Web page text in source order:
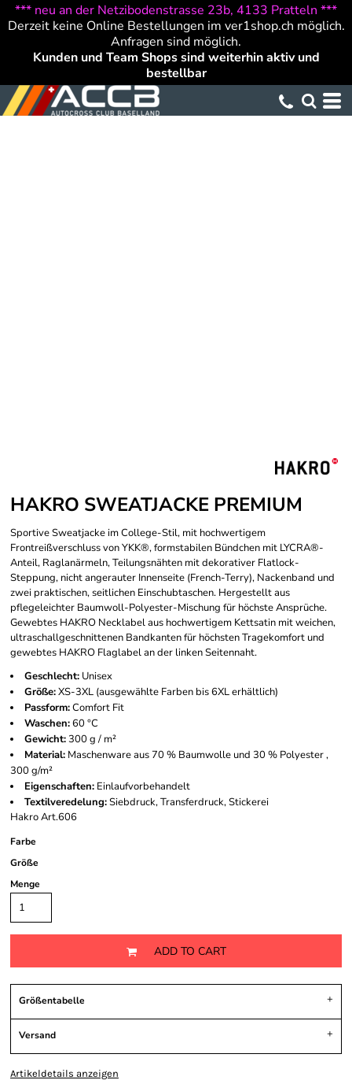
*** neu an der Netzibodenstrasse 23b, 4133 Pratteln ***
Derzeit keine Online Bestellungen im ver1shop.ch möglich.
Anfragen sind möglich.
Kunden und Team Shops sind weiterhin aktiv und
bestellbar
HAKRO SWEATJACKE PREMIUM
Sportive Sweatjacke im College-Stil, mit hochwertigem
Frontreißverschluss von YKK®, formstabilen Bündchen mit LYCRA®-
Anteil, Raglanärmeln, Teilungsnähten mit dekorativer Flatlock-
Steppung, nicht angerauter Innenseite (French-Terry), Nackenband und
zwei praktischen, seitlichen Einschubtaschen. Hergestellt aus
pflegeleichter Baumwoll-Polyester-Mischung für höchste Ansprüche.
Gewebtes HAKRO Necklabel aus hochwertigem Kettsatin mit weichen,
ultraschallgeschnittenen Bandkanten für höchsten Tragekomfort und
gewebtes HAKRO Flaglabel an der linken Seitennaht.
Geschlecht: Unisex
Größe:XS-3XL (ausgewählte Farben bis 6XL erhältlich)
Passform:Comfort Fit
Waschen:60 °C
Gewicht:300 g / m²
Material: Maschenware aus 70 % Baumwolle und 30 % Polyester ,
300 g/m²
Eigenschaften: Einlaufvorbehandelt
Textilveredelung:Siebdruck, Transferdruck, Stickerei
Hakro Art.606
Farbe
Größe
Menge
ADD TO CART
Größentabelle
Versand
Artikeldetails anzeigen